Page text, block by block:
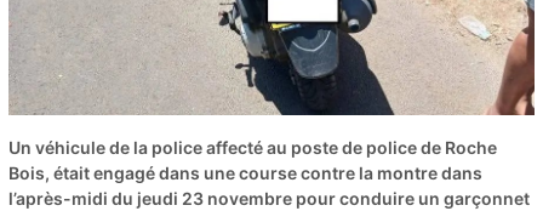
Un véhicule de la police affecté au poste de police de Roche
Bois, était engagé dans une course contre la montre dans
l’après-midi du jeudi 23 novembre pour conduire un garçonnet